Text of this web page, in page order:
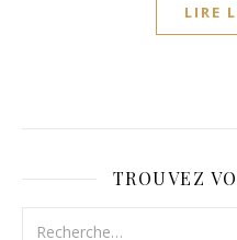
LIRE
TROUVEZ